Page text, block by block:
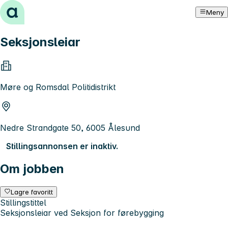
Hopp til innhold Meny
Seksjonsleiar
Møre og Romsdal Politidistrikt
Nedre Strandgate 50, 6005 Ålesund
Stillingsannonsen er inaktiv.
Om jobben
Lagre favoritt
Stillingstittel
Seksjonsleiar ved Seksjon for førebygging